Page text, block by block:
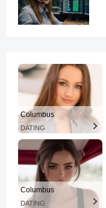
Columbus
DATING
Columbus
DATING